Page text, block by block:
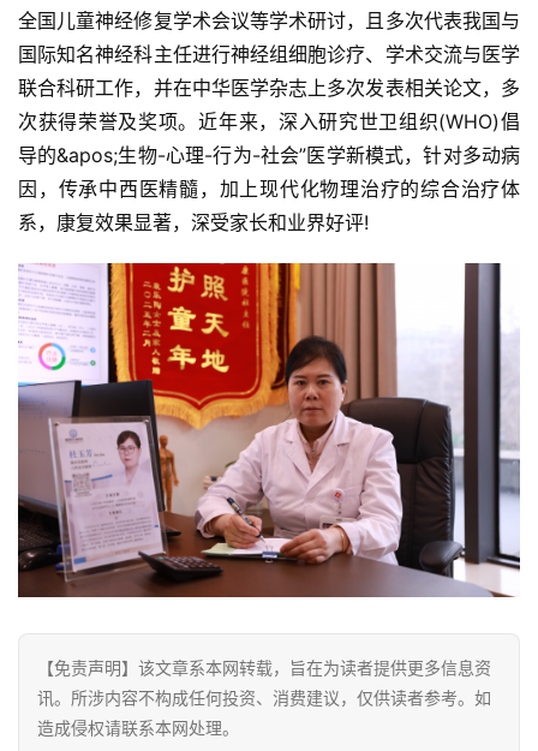
全国儿童神经修复学术会议等学术研讨，且多次代表我国与
国际知名神经科主任进行神经组细胞诊疗、学术交流与医学
联合科研工作，并在中华医学杂志上多次发表相关论文，多
次获得荣誉及奖项。近年来，深入研究世卫组织(WHO)倡
导的&apos;生物-心理-行为-社会”医学新模式，针对多动病
因，传承中西医精髓，加上现代化物理治疗的综合治疗体
系，康复效果显著，深受家长和业界好评!
【免责声明】该文章系本网转载，旨在为读者提供更多信息资
讯。所涉内容不构成任何投资、消费建议，仅供读者参考。如
造成侵权请联系本网处理。